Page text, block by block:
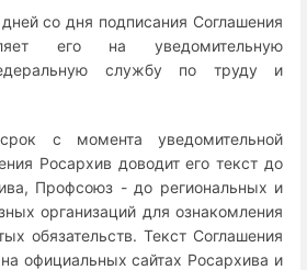
со дня подписания Соглашения
его на уведомительную
службу по труду и
с момента уведомительной
Росархив доводит его текст до
Профсоюз - до региональных и
организаций для ознакомления
обязательств. Текст Соглашения
официальных сайтах Росархива и